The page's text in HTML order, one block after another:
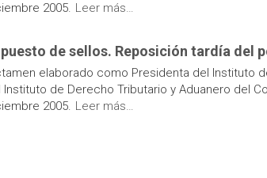
2005. Leer más…
de sellos. Reposición tardía del
elaborado como Presidenta del Instituto
Instituto de Derecho Tributario y Aduanero del
2005. Leer más…